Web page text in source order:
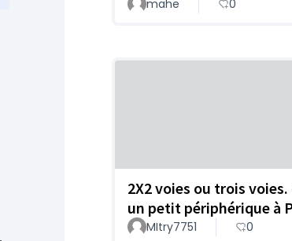
mahe
0
2X2 voies ou trois voies.
un petit périphérique à
MItry7751 0